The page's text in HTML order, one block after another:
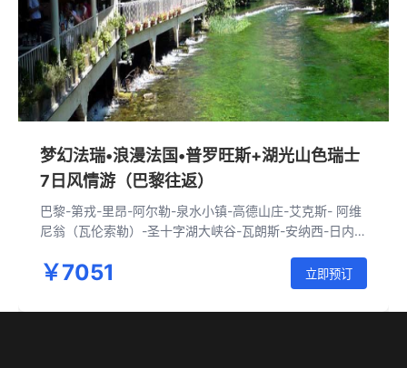
梦幻法瑞•浪漫法国•普罗旺斯+湖光山色瑞士
7日风情游（巴黎往返）
巴黎-第戎-里昂-阿尔勒-泉水小镇-高德山庄-艾克斯- 阿维
尼翁（瓦伦索勒）-圣十字湖大峡谷-瓦朗斯-安纳西-日内
世-巴黎
￥7051 立即预订